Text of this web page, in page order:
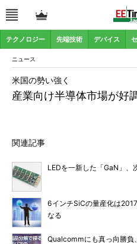
テクノロジー 先端技術 デバイス
ニュース
産業向け半導体市場が好
米国の勢い強く
関連記事
LEDを一新した「GaN」、
6インチSiCの量産化は
なる
Qualcommにも真っ向勝負